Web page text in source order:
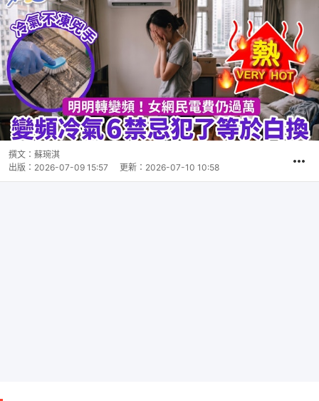
撰文： 蘇琬淇
出版： 2026-07-09 15:57 更新： 2026-07-10 10:58